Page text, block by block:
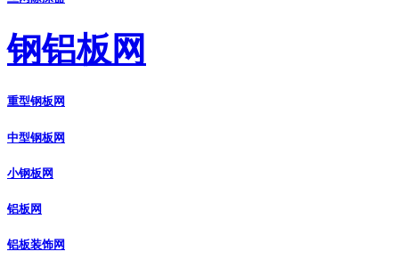
钢铝板网
重型钢板网
中型钢板网
小钢板网
铝板网
铝板装饰网